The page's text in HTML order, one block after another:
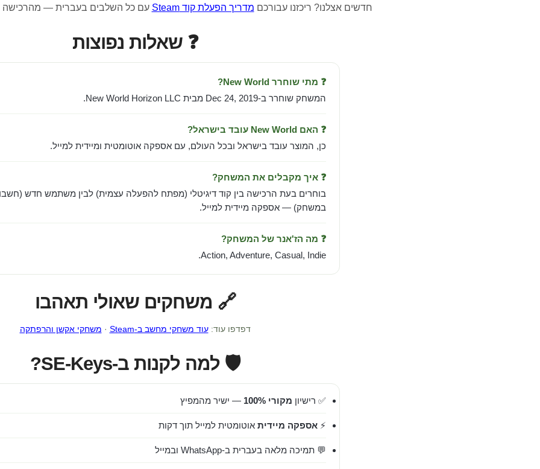
חדשים אצלנו? ריכזנו עבורכם מדריך הפעלת קוד Steam עם כל השלבים בעברית —
❓ שאלות נפוצות
❓ מתי שוחרר New World?
המשחק שוחרר ב-Dec 24, 2019 מבית New World Horizon LLC.
❓ האם New World עובד בישראל?
כן, המוצר עובד בישראל ובכל העולם, עם אספקה אוטומטית ומיידית למייל.
❓ איך מקבלים את המשחק?
בוחרים בעת הרכישה בין קוד דיגיטלי (מפתח להפעלה עצמית) לבין משתמש חדש
במשחק) — אספקה מיידית למייל.
❓ מה הז'אנר של המשחק?
Action, Adventure, Casual, Indie.
🔗 משחקים שאולי תאהבו
דפדפו עוד:עוד משחקי מחשב ב-Steam · משחקי אקשן והרפתקה
🛡️ למה לקנות ב-SE-Keys?
✅ רישיון מקורי 100% — ישיר מהמפיץ
⚡ אספקה מיידית אוטומטית למייל תוך דקות
💬 תמיכה מלאה בעברית ב-WhatsApp ובמייל